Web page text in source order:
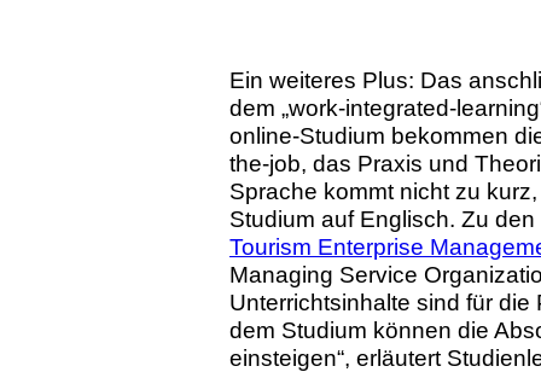
Ein weiteres Plus: Das
dem „work-integrated-
online-Studium bekommen
the-job, das Praxis und
Sprache kommt nicht zu
Studium auf Englisch. Zu
Tourism Enterprise
Managing Service
Unterrichtsinhalte sind für
dem Studium können die
einsteigen“, erläutert